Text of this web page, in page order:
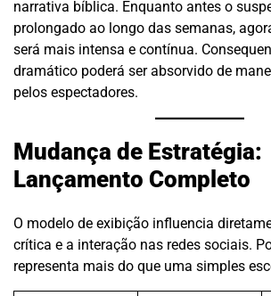
narrativa bíblica. Enquanto antes o
prolongado ao longo das semanas,
será mais intensa e contínua.
dramático poderá ser absorvido de
pelos espectadores.
Mudança de Estratégia:
Lançamento Completo
O modelo de exibição influencia
crítica e a interação nas redes sociais.
representa mais do que uma simples